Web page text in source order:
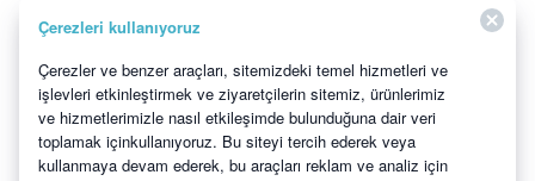
hakkına sahiptir. Bu tür değişiklikler, Sözleşmenin yeni versiyonunun Web
girmelidir. Kullanıcı yapılan değişiklikleri kabul etmezse, Web Sitesine
erişimden vazgeçmeli, Web Sitesinde sağlanan bilgileri kullanmayı ve
Hizmetleri kullanmayı bırakmalıdır.
Telefon Konum Takibi
Fiyatlandırma
Çerezleri kullanıyoruz
Çerezler ve benzer araçları, sitemizdeki temel hizmetleri ve
işlevleri etkinleştirmek ve ziyaretçilerin sitemiz, ürünlerimiz
ve hizmetlerimizle nasıl etkileşimde bulunduğuna dair veri
toplamak içinkullanıyoruz. Bu siteyi tercih ederek veya
kullanmaya devam ederek, bu araçları reklam ve analiz için